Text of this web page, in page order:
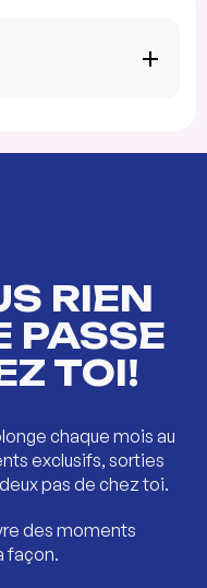
RIEN
PASSE
TOI!
chaque mois au
exclusifs, sorties
pas de chez toi.
des moments
façon.